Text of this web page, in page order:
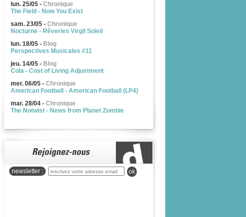
lun. 25/05 - Chronique
The Field - Now You Exist
sam. 23/05 - Chronique
Nocturne - Rêveries Virgil Soleil
lun. 18/05 - Blog
Perspectives Musicales #11
jeu. 14/05 - Blog
Cola - Cost of Living Adjustment
mer. 06/05 - Chronique
American Football - American Football (LP4)
mar. 28/04 - Chronique
The Notwist - News from Planet Zombie
newsletter : ok